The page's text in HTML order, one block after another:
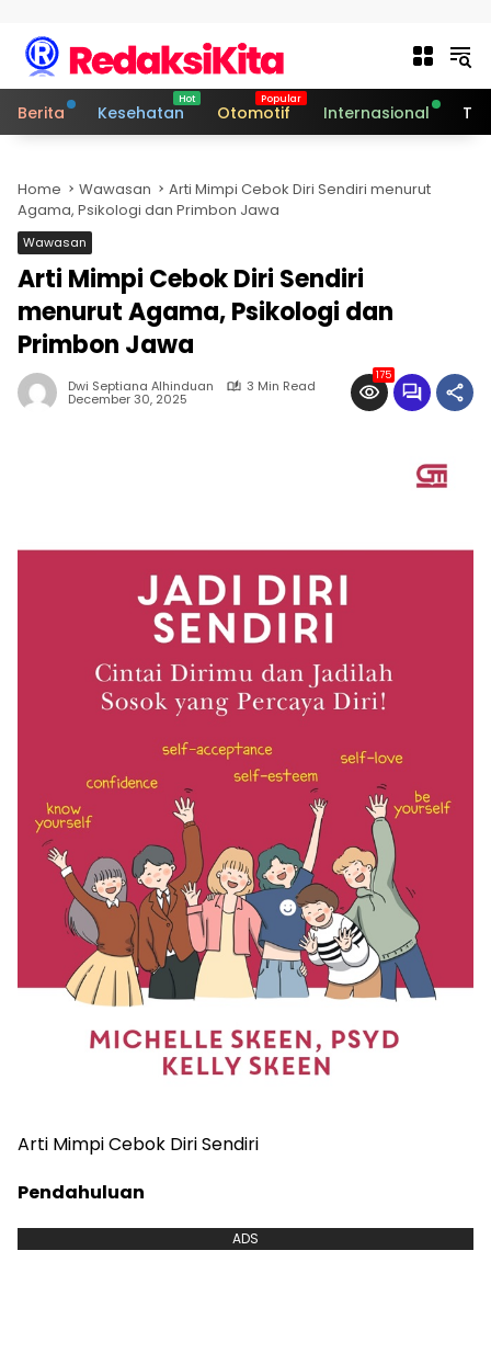
Berita Kesehatan Otomotif Internasional
Home Wawasan
Arti Mimpi Cebok Diri Sendiri menurut
Agama, Psikologi dan Primbon Jawa
Wawasan
Arti Mimpi Cebok Diri Sendiri
menurut Agama, Psikologi dan
Primbon Jawa
Dwi Septiana Alhinduan 3 Min Read
December 30, 2025
175
Arti Mimpi Cebok Diri Sendiri
Pendahuluan
ADS